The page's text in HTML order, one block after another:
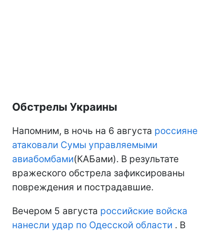
Обстрелы Украины
Напомним, в ночь на 6 августа россияне
атаковали Сумы управляемыми
авиабомбами(КАБами). В результате
вражеского обстрела зафиксированы
повреждения и пострадавшие.
Вечером 5 августа российские войска
нанесли удар по Одесской области . В